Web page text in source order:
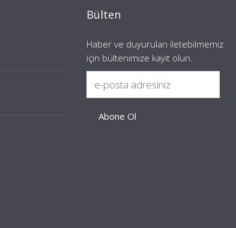
Bülten
Haber ve duyuruları iletebilmemiz
için bültenimize kayıt olun.